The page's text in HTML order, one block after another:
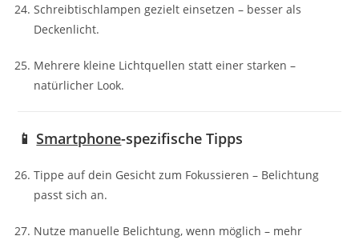
Schreibtischlampen gezielt einsetzen – besser als
Deckenlicht.
Mehrere kleine Lichtquellen statt einer starken –
natürlicher Look.
📱Smartphone-spezifische Tipps
Tippe auf dein Gesicht zum Fokussieren – Belichtung
passt sich an.
Nutze manuelle Belichtung, wenn möglich – mehr